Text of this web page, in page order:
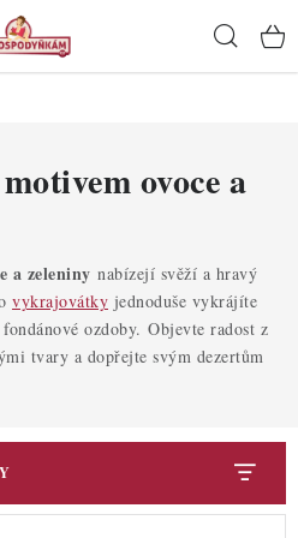
ovoce a
a zeleniny nabízejí svěží a hravý
vykrajovátky jednoduše vykrájíte
ozdoby. Objevte radost z
tvary a dopřejte svým dezertům